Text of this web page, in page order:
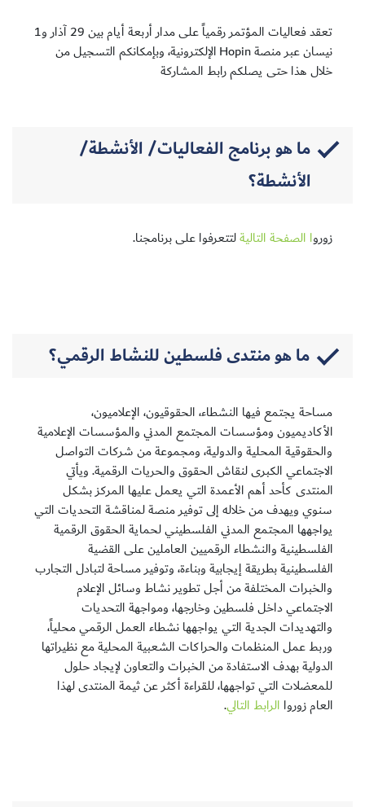
تعقد فعاليات المؤتمر رقمياً على مدار أربعة أيام بين 29 آذار و1
نيسان عبر منصة Hopin الإلكترونية، وبإمكانكم التسجيل من
خلال هذا حتى يصلكم رابط المشاركة
ما هو برنامج الفعاليات/ الأنشطة/
الأنشطة؟
زوروا الصفحة التاليةلتتعرفوا على برنامجنا.
ما هو منتدى فلسطين للنشاط الرقمي؟
مساحة يجتمع فيها النشطاء، الحقوقيون، الإعلاميون،
الأكاديميون ومؤسسات المجتمع المدني والمؤسسات الإعلامية
والحقوقية المحلية والدولية، ومجموعة من شركات التواصل
الاجتماعي الكبرى لنقاش الحقوق والحريات الرقمية. ويأتي
المنتدى كأحد أهم الأعمدة التي يعمل عليها المركز بشكل
سنوي ويهدف من خلاله إلى توفير منصة لمناقشة التحديات التي
يواجهها المجتمع المدني الفلسطيني لحماية الحقوق الرقمية
الفلسطينية والنشطاء الرقميين العاملين على القضية
الفلسطينية بطريقة إيجابية وبناءة، وتوفير مساحة لتبادل التجارب
والخبرات المختلفة من أجل تطوير نشاط وسائل الإعلام
الاجتماعي داخل فلسطين وخارجها، ومواجهة التحديات
والتهديدات الجدية التي يواجهها نشطاء العمل الرقمي محلياً،
وربط عمل المنظمات والحراكات الشعبية المحلية مع نظيراتها
الدولية بهدف الاستفادة من الخبرات والتعاون لإيجاد حلول
للمعضلات التي تواجهها، للقراءة أكثر عن ثيمة المنتدى لهذا
العام زوروا الرابط التالي.